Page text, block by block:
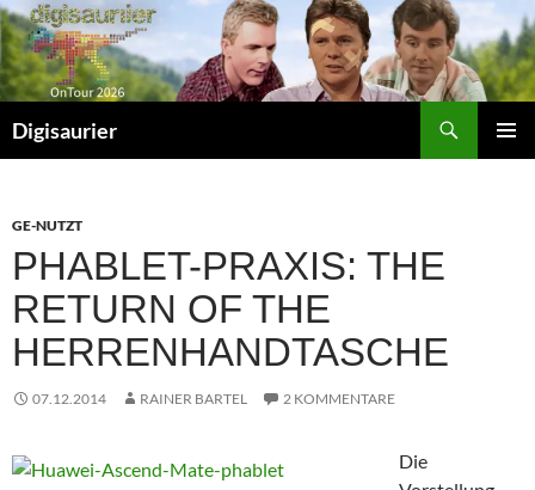
Zum
Inhalt
springen
Digisaurier
GE-NUTZT
PHABLET-PRAXIS: THE
RETURN OF THE
HERRENHANDTASCHE
07.12.2014 RAINER BARTEL 2 KOMMENTARE
Die